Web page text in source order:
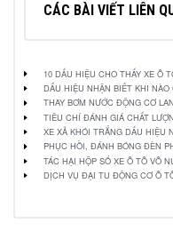
CÁC BÀI VIẾT LIÊN
10 DẤU HIỆU CHO THẤY XE Ô
DẤU HIỆU NHẬN BIẾT KHI NÀO
THAY BƠM NƯỚC ĐỘNG CƠ
TIÊU CHÍ ĐÁNH GIÁ CHẤT
XE XẢ KHÓI TRẮNG DẤU HIỆU
PHỤC HỒI, ĐÁNH BÓNG ĐÈN
TÁC HẠI HỘP SỐ XE Ô TÔ VÔ
DỊCH VỤ ĐẠI TU ĐỘNG CƠ Ô